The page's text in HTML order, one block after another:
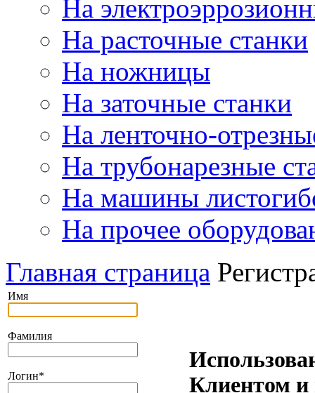
На
На расточные станки
На ножницы
На заточные станки
На ленточно-
На трубонарезные
На машины
На прочее
Главная страница
Имя
Фамилия
Логин*
Клиентом и